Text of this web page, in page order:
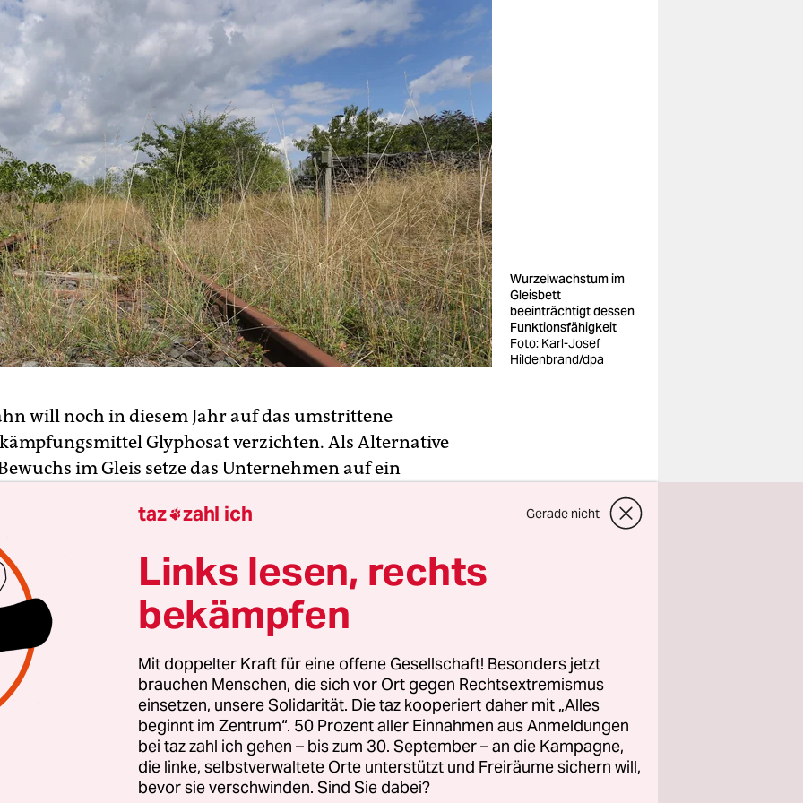
Wurzelwachstum im
Gleisbett
beeinträchtigt dessen
Funktionsfähigkeit
Foto: Karl-Josef
Hildenbrand/dpa
will noch in diesem Jahr auf das umstrittene
Glyphosat verzichten. Als Alternative
im Gleis setze das Unternehmen auf ein
zählten die digitale Vegetationskontrolle, der Einsatz
manueller Verfahren sowie die Nutzung
Pelargonsäure. Die Bahn verfügt über rund 33.400
in Deutschland.
im Verdacht, krebserregend zu sein.
hatte eine Verlängerung der Zulassung bis Dezember
Die Bahn hatte den Einsatz von Glyphosat bereits in
Jahren deutlich zurückgefahren.
taz zahl ich Gerade nicht
Links lesen, rechts
bekämpfen
Mit doppelter Kraft für eine offene Gesellschaft! Besonders jetzt
brauchen Menschen, die sich vor Ort gegen Rechtsextremismus
einsetzen, unsere Solidarität. Die taz kooperiert daher mit „Alles
beginnt im Zentrum“. 50 Prozent aller Einnahmen aus Anmeldungen
bei taz zahl ich gehen – bis zum 30. September – an die Kampagne,
die linke, selbstverwaltete Orte unterstützt und Freiräume sichern will,
bevor sie verschwinden. Sind Sie dabei?